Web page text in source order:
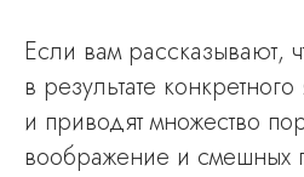
Если вам рассказывают,
в результате
и приводят множество
воображение и смешных